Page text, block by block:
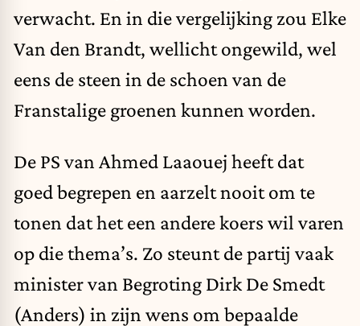
verwacht. En in die vergelijking zou Elke
Van den Brandt, wellicht ongewild, wel
eens de steen in de schoen van de
Franstalige groenen kunnen worden.
De PS van Ahmed Laaouej heeft dat
goed begrepen en aarzelt nooit om te
tonen dat het een andere koers wil varen
op die thema’s. Zo steunt de partij vaak
minister van Begroting Dirk De Smedt
(Anders) in zijn wens om bepaalde